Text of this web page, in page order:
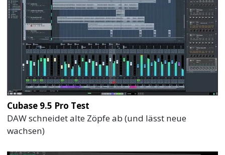
Cubase 9.5 Pro Test
DAW schneidet alte Zöpfe ab (und lässt neue
wachsen)